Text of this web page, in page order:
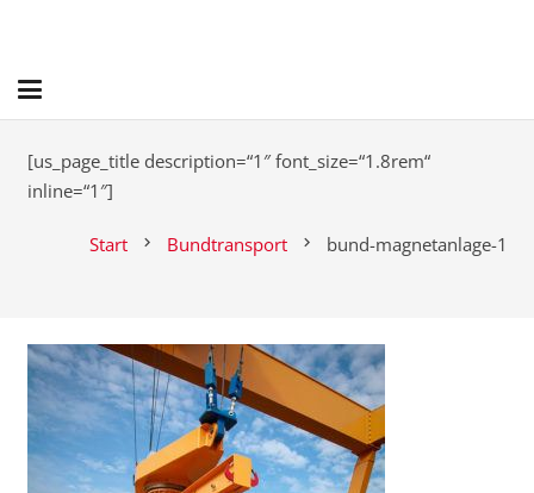
[us_page_title description=“1″ font_size=“1.8rem“
inline=“1″]
Start chevron_right Bundtransport chevron_right bund-magnetanlage-1